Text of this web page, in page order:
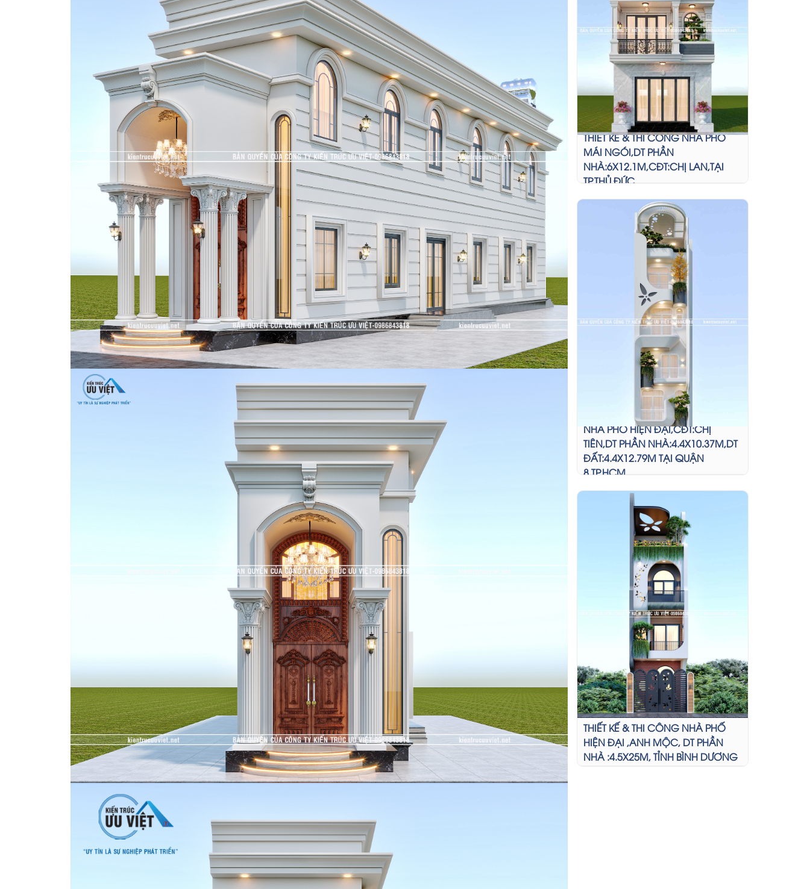
THIẾT KẾ & THI CÔNG NHÀ PHỐ
MÁI NGÓI,DT PHẦN
NHÀ:6X12.1M,CĐT:CHỊ LAN,TẠI
TP.THỦ ĐỨC
NHÀ PHỐ HIỆN ĐẠI,CĐT:CHỊ
TIÊN,DT PHẦN NHÀ:4.4X10.37M,DT
ĐẤT:4.4X12.79M TẠI QUẬN
8,TP.HCM
THIẾT KẾ & THI CÔNG NHÀ PHỐ
HIỆN ĐẠI ,ANH MỘC, DT PHẦN
NHÀ :4.5X25M, TỈNH BÌNH DƯƠNG